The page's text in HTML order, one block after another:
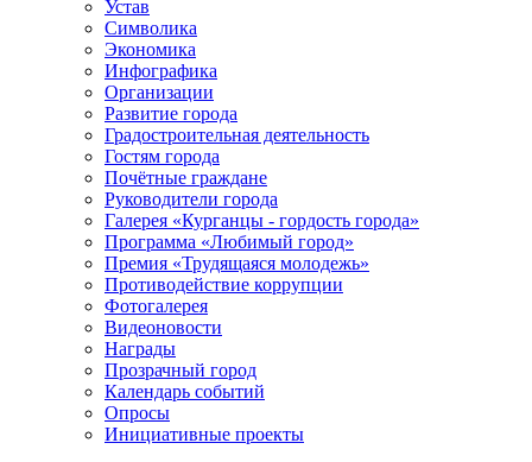
Устав
Символика
Экономика
Инфографика
Организации
Развитие города
Градостроительная деятельность
Гостям города
Почётные граждане
Руководители города
Галерея «Курганцы - гордость города»
Программа «Любимый город»
Премия «Трудящаяся молодежь»
Противодействие коррупции
Фотогалерея
Видеоновости
Награды
Прозрачный город
Календарь событий
Опросы
Инициативные проекты